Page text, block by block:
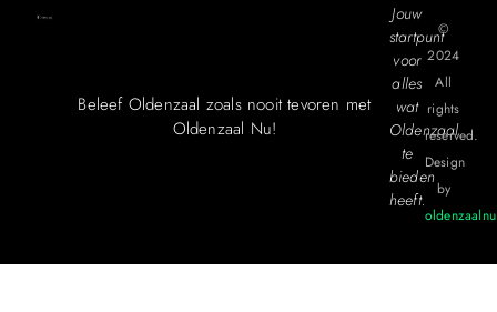
Beleef Oldenzaal zoals nooit tevoren met
Oldenzaal Nu!
Jouw
startpunt
voor
alles
wat
Oldenzaal
te
bieden
heeft.
©
2024
All
rights
reserved.
Design
by